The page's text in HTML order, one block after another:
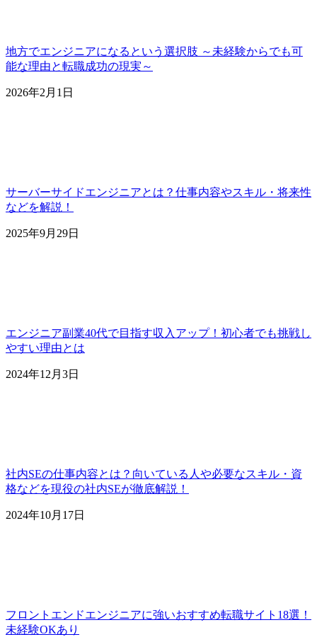
地方でエンジニアになるという選択肢 ～未経験からでも可
能な理由と転職成功の現実～
2026年2月1日
サーバーサイドエンジニアとは？仕事内容やスキル・将来性
などを解説！
2025年9月29日
エンジニア副業40代で目指す収入アップ！初心者でも挑戦し
やすい理由とは
2024年12月3日
社内SEの仕事内容とは？向いている人や必要なスキル・資
格などを現役の社内SEが徹底解説！
2024年10月17日
フロントエンドエンジニアに強いおすすめ転職サイト18選！
未経験OKあり